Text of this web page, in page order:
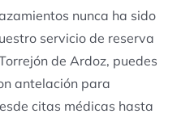
nunca ha sido
servicio de reserva
de Ardoz, puedes
antelación para
citas médicas hasta